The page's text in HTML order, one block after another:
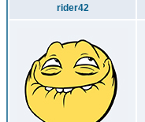
rider42